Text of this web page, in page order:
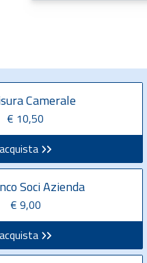
Camerale
€ 10,50
acquista
Soci Azienda
€ 9,00
acquista